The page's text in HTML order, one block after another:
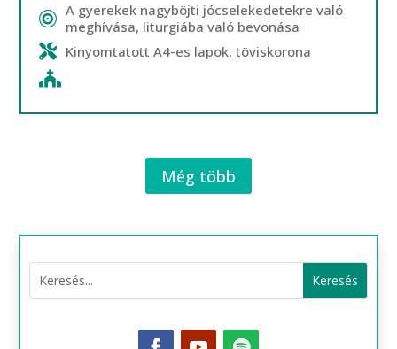
A gyerekek nagyböjti jócselekedetekre való
meghívása, liturgiába való bevonása
Kinyomtatott A4-es lapok, töviskorona
Még több